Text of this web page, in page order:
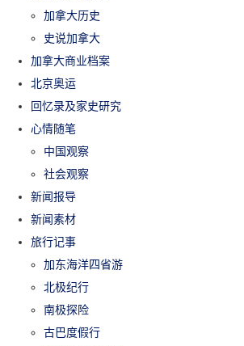
加拿大历史
史说加拿大
加拿大商业档案
北京奥运
回忆录及家史研究
心情随笔
中国观察
社会观察
新闻报导
新闻素材
旅行记事
加东海洋四省游
北极纪行
南极探险
古巴度假行